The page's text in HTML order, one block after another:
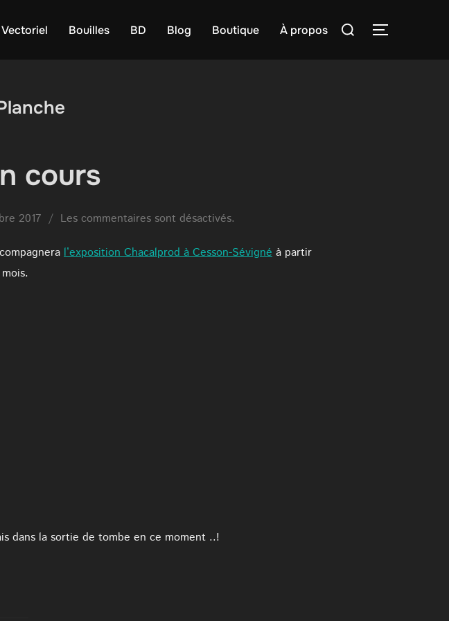
Vectoriel Bouilles BD Blog Boutique À propos
Rechercher :
cours
2017 Les commentaires sont désactivés.
l’exposition Chacalprod à Cesson-Sévigné à partir
dans la sortie de tombe en ce moment ..!